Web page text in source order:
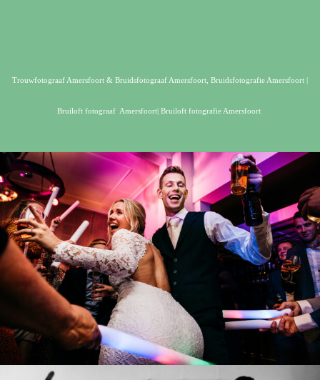
Trouwfotograaf Amersfoort & Bruidsfotograaf Amersfoort, Bruidsfotografie Amersfoort |
Bruiloft fotograaf Amersfoort| Bruiloft fotografie Amersfoort